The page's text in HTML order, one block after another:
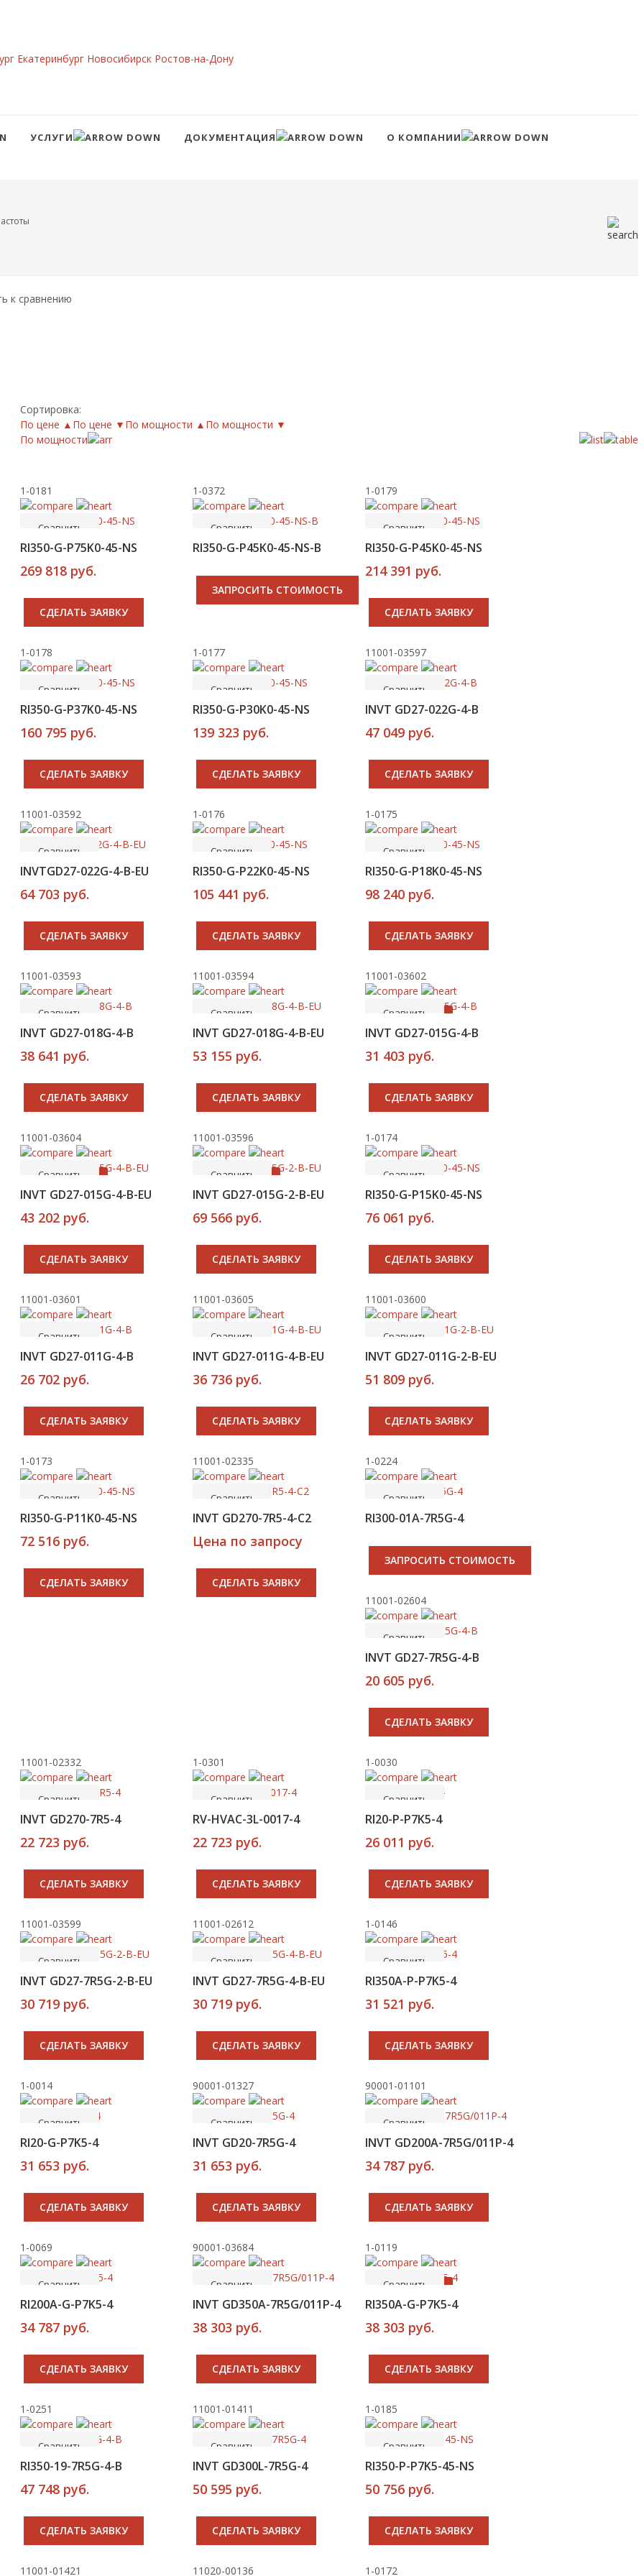
Екатеринбург Новосибирск Ростов-на-Дону
УСЛУГИ ДОКУМЕНТАЦИЯ О КОМПАНИИ
к сравнению
Сортировка:
По цене ▲ По цене ▼ По мощности ▲ По мощности ▼
По мощности
1-0181В корзину
Сравнить
RI350-G-P75K0-45-NS
269 818 руб.
CДЕЛАТЬ ЗАЯВКУ
1-0372Купить
Сравнить
RI350-G-P45K0-45-NS-B
ЗАПРОСИТЬ СТОИМОСТЬ
1-0179В корзину
Сравнить
RI350-G-P45K0-45-NS
214 391 руб.
CДЕЛАТЬ ЗАЯВКУ
1-0178В корзину
Сравнить
RI350-G-P37K0-45-NS
160 795 руб.
CДЕЛАТЬ ЗАЯВКУ
1-0177В корзину
Сравнить
RI350-G-P30K0-45-NS
139 323 руб.
CДЕЛАТЬ ЗАЯВКУ
11001-03597
Новинка
В корзину
Сравнить
INVT GD27-022G-4-B
47 049 руб.
CДЕЛАТЬ ЗАЯВКУ
11001-03592
Новинка
В корзину
Сравнить
INVTGD27-022G-4-B-EU
64 703 руб.
CДЕЛАТЬ ЗАЯВКУ
1-0176В корзину
Сравнить
RI350-G-P22K0-45-NS
105 441 руб.
CДЕЛАТЬ ЗАЯВКУ
1-0175В корзину
Сравнить
RI350-G-P18K0-45-NS
98 240 руб.
CДЕЛАТЬ ЗАЯВКУ
11001-03593
Новинка
В корзину
Сравнить
INVT GD27-018G-4-B
38 641 руб.
CДЕЛАТЬ ЗАЯВКУ
11001-03594
Новинка
В корзину
Сравнить
INVT GD27-018G-4-B-EU
53 155 руб.
CДЕЛАТЬ ЗАЯВКУ
11001-03602
Рекомендуем
В корзину
Сравнить
INVT GD27-015G-4-B
31 403 руб.
CДЕЛАТЬ ЗАЯВКУ
11001-03604
Рекомендуем
В корзину
Сравнить
INVT GD27-015G-4-B-EU
43 202 руб.
CДЕЛАТЬ ЗАЯВКУ
11001-03596
Рекомендуем
В корзину
Сравнить
INVT GD27-015G-2-B-EU
69 566 руб.
CДЕЛАТЬ ЗАЯВКУ
1-0174В корзину
Сравнить
RI350-G-P15K0-45-NS
76 061 руб.
CДЕЛАТЬ ЗАЯВКУ
11001-03601
Хит
В корзину
Сравнить
INVT GD27-011G-4-B
26 702 руб.
CДЕЛАТЬ ЗАЯВКУ
11001-03605
Хит
В корзину
Сравнить
INVT GD27-011G-4-B-EU
36 736 руб.
CДЕЛАТЬ ЗАЯВКУ
11001-03600
Хит
В корзину
Сравнить
INVT GD27-011G-2-B-EU
51 809 руб.
CДЕЛАТЬ ЗАЯВКУ
1-0173В корзину
Сравнить
RI350-G-P11K0-45-NS
72 516 руб.
CДЕЛАТЬ ЗАЯВКУ
11001-02335
Купить
Сравнить
INVT GD270-7R5-4-C2
Цена по запросу
CДЕЛАТЬ ЗАЯВКУ
1-0224Купить
Сравнить
RI300-01A-7R5G-4
ЗАПРОСИТЬ СТОИМОСТЬ
11001-02604
Новинка
В корзину
Сравнить
INVT GD27-7R5G-4-B
20 605 руб.
CДЕЛАТЬ ЗАЯВКУ
11001-02332
В корзину
Сравнить
INVT GD270-7R5-4
22 723 руб.
CДЕЛАТЬ ЗАЯВКУ
1-0301В корзину
Сравнить
RV-HVAC-3L-0017-4
22 723 руб.
CДЕЛАТЬ ЗАЯВКУ
1-0030В корзину
Сравнить
RI20-P-P7K5-4
26 011 руб.
CДЕЛАТЬ ЗАЯВКУ
11001-03599
Новинка
В корзину
Сравнить
INVT GD27-7R5G-2-B-EU
30 719 руб.
CДЕЛАТЬ ЗАЯВКУ
11001-02612
Новинка
В корзину
Сравнить
INVT GD27-7R5G-4-B-EU
30 719 руб.
CДЕЛАТЬ ЗАЯВКУ
1-0146В корзину
Сравнить
RI350A-P-P7K5-4
31 521 руб.
CДЕЛАТЬ ЗАЯВКУ
1-0014В корзину
Сравнить
RI20-G-P7K5-4
31 653 руб.
CДЕЛАТЬ ЗАЯВКУ
90001-01327
В корзину
Сравнить
INVT GD20-7R5G-4
31 653 руб.
CДЕЛАТЬ ЗАЯВКУ
90001-01101
В корзину
Сравнить
INVT GD200A-7R5G/011P-4
34 787 руб.
CДЕЛАТЬ ЗАЯВКУ
1-0069В корзину
Сравнить
RI200A-G-P7K5-4
34 787 руб.
CДЕЛАТЬ ЗАЯВКУ
90001-03684
В корзину
Сравнить
INVT GD350A-7R5G/011P-4
38 303 руб.
CДЕЛАТЬ ЗАЯВКУ
1-0119
Рекомендуем
В корзину
Сравнить
RI350A-G-P7K5-4
38 303 руб.
CДЕЛАТЬ ЗАЯВКУ
1-0251В корзину
Сравнить
RI350-19-7R5G-4-B
47 748 руб.
CДЕЛАТЬ ЗАЯВКУ
11001-01411
В корзину
Сравнить
INVT GD300L-7R5G-4
50 595 руб.
CДЕЛАТЬ ЗАЯВКУ
1-0185В корзину
Сравнить
RI350-P-P7K5-45-NS
50 756 руб.
CДЕЛАТЬ ЗАЯВКУ
11001-01421 11020-00136 1-0172